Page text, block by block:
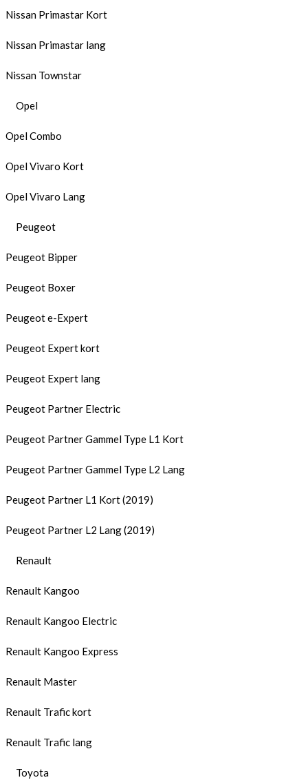
Nissan Primastar Kort
Nissan Primastar lang
Nissan Townstar
Opel
Opel Combo
Opel Vivaro Kort
Opel Vivaro Lang
Peugeot
Peugeot Bipper
Peugeot Boxer
Peugeot e-Expert
Peugeot Expert kort
Peugeot Expert lang
Peugeot Partner Electric
Peugeot Partner Gammel Type L1 Kort
Peugeot Partner Gammel Type L2 Lang
Peugeot Partner L1 Kort (2019)
Peugeot Partner L2 Lang (2019)
Renault
Renault Kangoo
Renault Kangoo Electric
Renault Kangoo Express
Renault Master
Renault Trafic kort
Renault Trafic lang
Toyota